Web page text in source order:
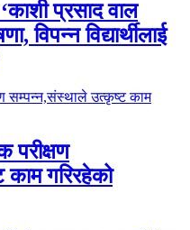
प्रसाद वाल
विपन्न विद्यार्थीलाई
परीक्षण
गरिरहेको